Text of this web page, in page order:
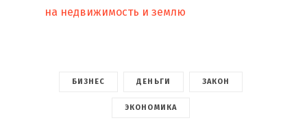
на недвижимость и землю
БИЗНЕС ДЕНЬГИ ЗАКОН
ЭКОНОМИКА